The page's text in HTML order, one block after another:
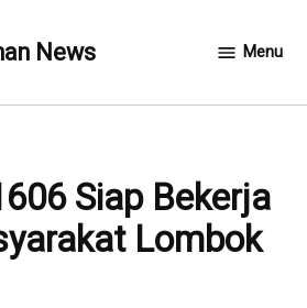
News Menu
Siap Bekerja
Lombok